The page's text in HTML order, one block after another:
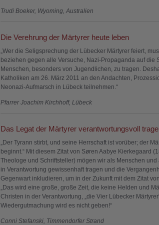
Trudi Boeker, Wyoming, Australien
Die Verehrung der Märtyrer heute leben
„Wer die Seligsprechung der Lübecker Märtyrer feiert,
beziehen gegen alle Versuche, Nazi-Propaganda auf die
Menschen, besonders von Jugendlichen, zu tragen.
Katholiken am 26. März 2011 an den Andachten,
Neonazi-Aufmarsch in Lübeck teilnehmen.“
Pfarrer Joachim Kirchhoff, Lübeck
Das Legat der Märtyrer verantwortungsvoll
„Der Tyrann stirbt, und seine Herrschaft ist vorüber; der
beginnt.“ Mit diesem Zitat von Søren Aabye Kierkegaard
Theologe und Schriftsteller) mögen wir als Menschen
in Verantwortung gewissenhaft tragen und die
Gegenwart inkludieren, um in der Zukunft mit dem Zitat
„Das wird eine große, große Zeit, die keine Helden und
Christen in der Verantwortung, „die Vier Lübecker
Wiedergutmachung wird es nicht geben!“
Conni Stefanski, Timmendorfer Strand